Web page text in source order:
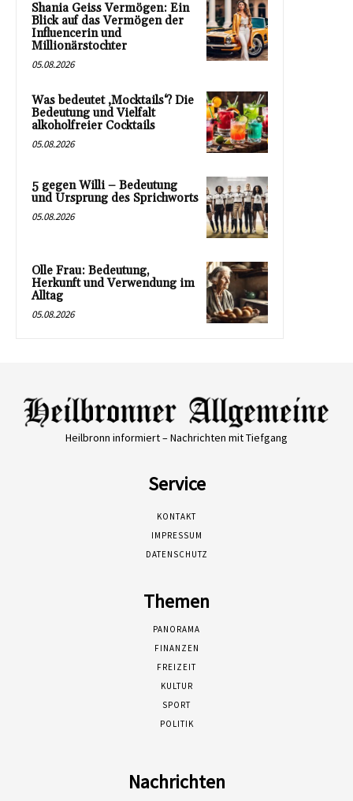
Shania Geiss Vermögen: Ein
Blick auf das Vermögen der
Influencerin und
Millionärstochter
05.08.2026
Was bedeutet ‚Mocktails‘? Die
Bedeutung und Vielfalt
alkoholfreier Cocktails
05.08.2026
5 gegen Willi – Bedeutung
und Ursprung des Sprichworts
05.08.2026
Olle Frau: Bedeutung,
Herkunft und Verwendung im
Alltag
05.08.2026
Heilbronn informiert – Nachrichten mit Tiefgang
Service
KONTAKT
IMPRESSUM
DATENSCHUTZ
Themen
PANORAMA
FINANZEN
FREIZEIT
KULTUR
SPORT
POLITIK
Nachrichten